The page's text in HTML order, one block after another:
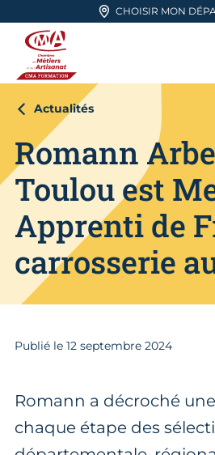
Aller en haut de page
CHOISIR MON
CMA FORMATION
Actualités
Romann
Toulou est
Apprenti de
carrosserie
Publié le 12 septembre 2024
Romann a décroché
chaque étape des